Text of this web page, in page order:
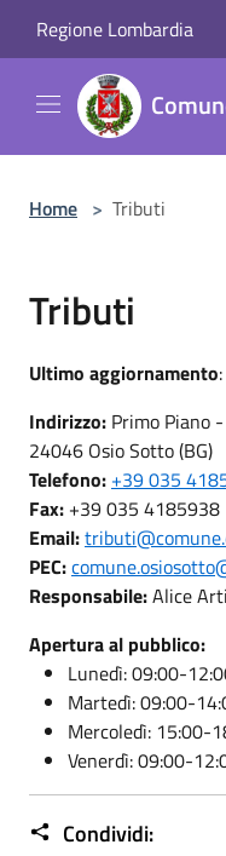
Regione Lombardia
Home > Tributi
Tributi
Ultimo aggiornamento
Indirizzo: Primo Piano
24046 Osio Sotto (BG)
Telefono: +39 035
Fax: +39 035 4185938
Email:
PEC:
Responsabile:Alice
Apertura al pubblico:
Lunedì: 09:00-
Martedì: 09:00-
Mercoledì: 15:00-
Venerdì: 09:00-
Condividi: